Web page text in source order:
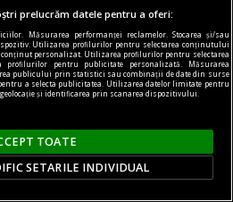
diferite ce s-au împletit
al frăției au fost mereu
drumurilor bune.
prelucrăm datele pentru a oferi:
Măsurarea performanței reclamelor. Stocarea și/sau
Utilizarea profilurilor pentru selectarea conținutului
personalizat. Utilizarea profilurilor pentru selectarea
profilurilor pentru publicitate personalizată. Măsurarea
publicului prin statistici sau combinații de date din surse
a selecta publicitatea. Utilizarea datelor limitate pentru
și identificarea prin scanarea dispozitivului.
TOATE
SETARILE INDIVIDUAL